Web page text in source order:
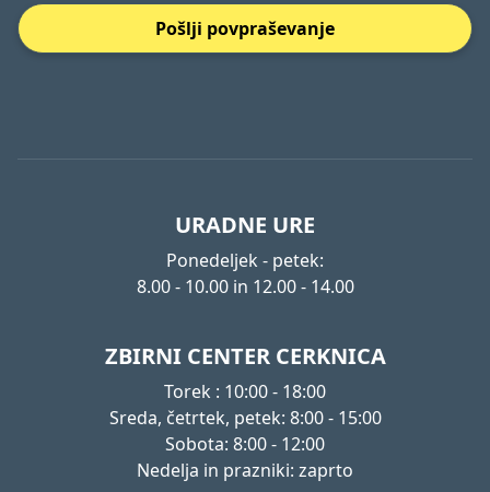
Pošlji povpraševanje
URADNE URE
Ponedeljek - petek:
8.00 - 10.00 in 12.00 - 14.00
ZBIRNI CENTER CERKNICA
Torek : 10:00 - 18:00
Sreda, četrtek, petek: 8:00 - 15:00
Sobota: 8:00 - 12:00
Nedelja in prazniki: zaprto